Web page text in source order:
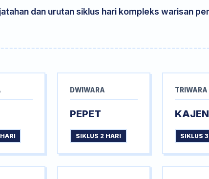
dan urutan siklus hari kompleks warisan
DWIWARA
PEPET
SIKLUS 2 HARI
TRIWARA
SIKLUS